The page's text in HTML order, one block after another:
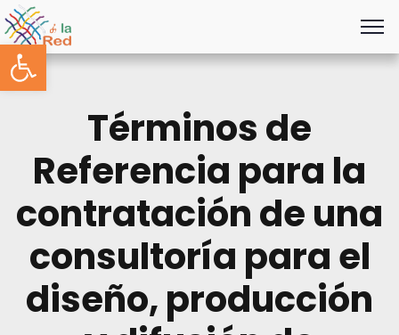
Abrir barra de herramientas
Términos de
Referencia para la
contratación de una
consultoría para el
diseño, producción